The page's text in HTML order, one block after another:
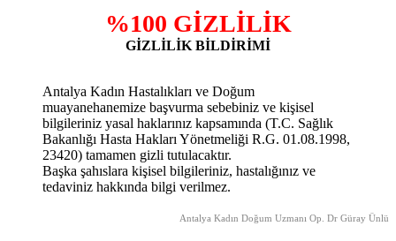
%100 GİZLİLİK
GİZLİLİK BİLDİRİMİ
Antalya Kadın Hastalıkları ve Doğum
muayanehanemize başvurma sebebiniz ve kişisel
bilgileriniz yasal haklarınız kapsamında (T.C. Sağlık
Bakanlığı Hasta Hakları Yönetmeliği R.G. 01.08.1998,
23420) tamamen gizli tutulacaktır.
Başka şahıslara kişisel bilgileriniz, hastalığınız ve
tedaviniz hakkında bilgi verilmez.
Antalya Kadın Doğum Uzmanı Op. Dr Güray Ünlü